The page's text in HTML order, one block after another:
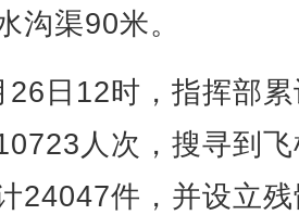
沟渠90米。
日12时，指挥部累
人次，搜寻到
24047件，并设立